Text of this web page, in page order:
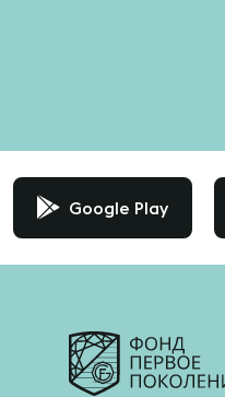
Google Play